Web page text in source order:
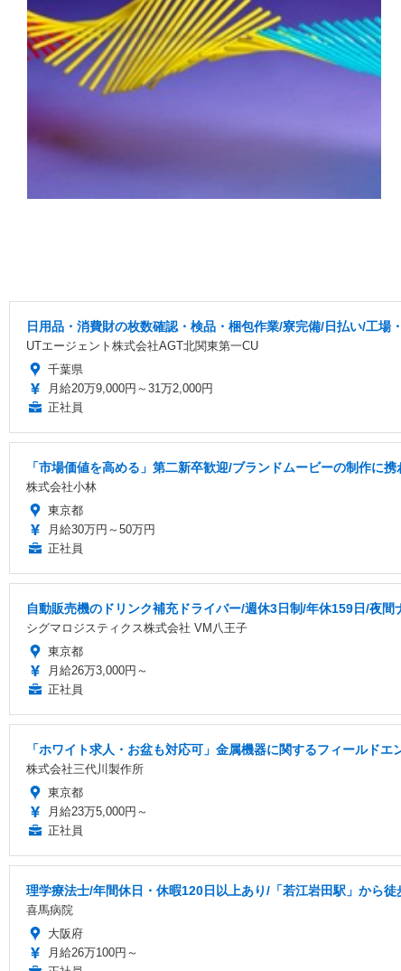
日用品・消費財の枚数確認・検品・梱包作業/寮完備/日払い/工場
UTエージェント株式会社AGT北関東第一CU
千葉県
月給20万9,000円～31万2,000円
正社員
「市場価値を高める」第二新卒歓迎/ブランドムービーの制作に
株式会社小林
東京都
月給30万円～50万円
正社員
自動販売機のドリンク補充ドライバー/週休3日制/年休159日/夜間
シグマロジスティクス株式会社 VM八王子
東京都
月給26万3,000円～
正社員
「ホワイト求人・お盆も対応可」金属機器に関するフィールド
株式会社三代川製作所
東京都
月給23万5,000円～
正社員
理学療法士/年間休日・休暇120日以上あり/「若江岩田駅」から
喜馬病院
大阪府
月給26万100円～